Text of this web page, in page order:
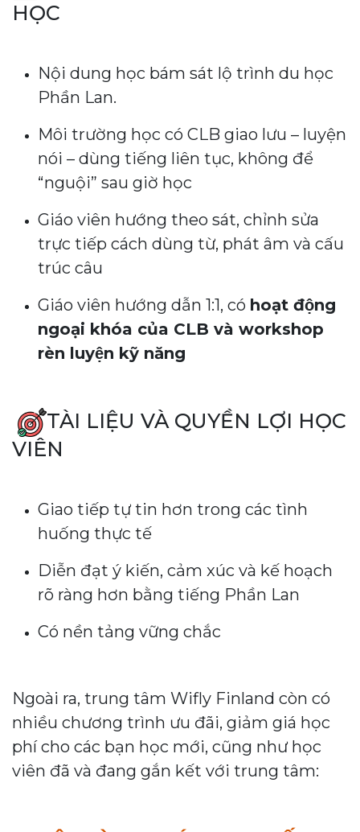
HỌC
Nội dung học bám sát lộ trình du học
Phần Lan.
Môi trường học có CLB giao lưu – luyện
nói – dùng tiếng liên tục, không để
“nguội” sau giờ học
Giáo viên hướng theo sát, chỉnh sửa
trực tiếp cách dùng từ, phát âm và cấu
trúc câu
Giáo viên hướng dẫn 1:1, có hoạt động
ngoại khóa của CLB và workshop
rèn luyện kỹ năng
TÀI LIỆU VÀ QUYỀN LỢI HỌC
VIÊN
Giao tiếp tự tin hơn trong các tình
huống thực tế
Diễn đạt ý kiến, cảm xúc và kế hoạch
rõ ràng hơn bằng tiếng Phần Lan
Có nền tảng vững chắc
Ngoài ra, trung tâm Wifly Finland còn có
nhiều chương trình ưu đãi, giảm giá học
phí cho các bạn học mới, cũng như học
viên đã và đang gắn kết với trung tâm: